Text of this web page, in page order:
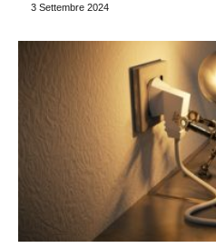
3 Settembre 2024